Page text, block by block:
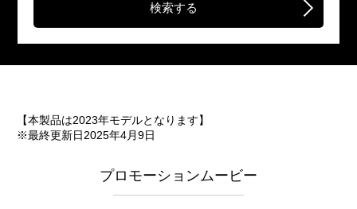
検索する
【本製品は2023年モデルとなります】
※最終更新日2025年4月9日
プロモーションムービー